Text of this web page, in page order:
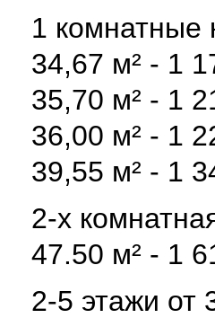
1 комнатные
34,67 м² - 1
35,70 м² - 1
36,00 м² - 1
39,55 м² - 1
2-х
47.50 м² - 1
2-5 этажи от